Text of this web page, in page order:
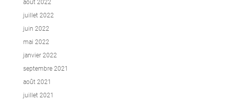
août 2022
juillet 2022
juin 2022
mai 2022
janvier 2022
septembre 2021
août 2021
juillet 2021